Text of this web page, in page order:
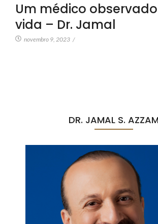
Um médico
vida – Dr. Jamal
novembro 9, 2023 /
DR. JAMAL S. AZZAM